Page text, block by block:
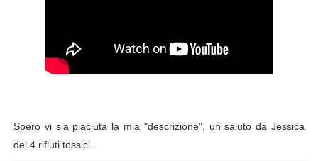
Spero vi sia piaciuta la mia "descrizione", un saluto da Jessica
dei 4 rifiuti tossici.